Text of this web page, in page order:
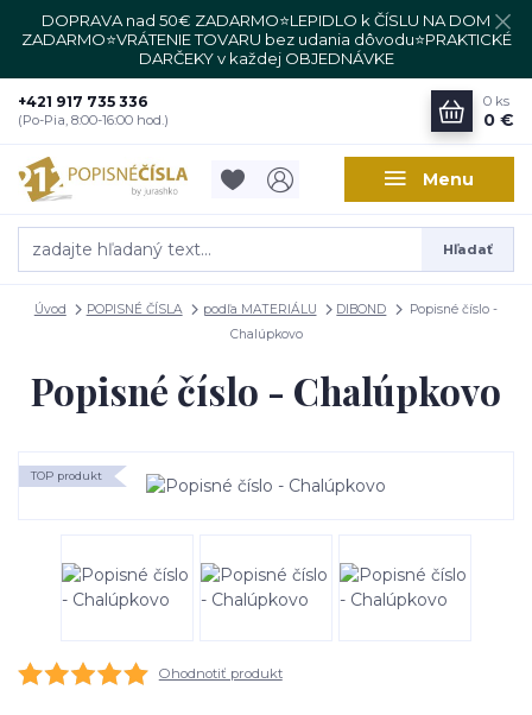
DOPRAVA nad 50€ ZADARMO⭐LEPIDLO k ČÍSLU NA DOM
ZADARMO⭐VRÁTENIE TOVARU bez udania dôvodu⭐PRAKTICKÉ
DARČEKY v každej OBJEDNÁVKE
Menu
Hľadať
+421 917 735 336
(Po-Pia, 8:00-16:00 hod.)
0 ks
0 €
Úvod POPISNÉ ČÍSLA podľa MATERIÁLU DIBOND
Popisné číslo -
Chalúpkovo
Popisné číslo - Chalúpkovo
TOP produkt
Ohodnotiť produkt